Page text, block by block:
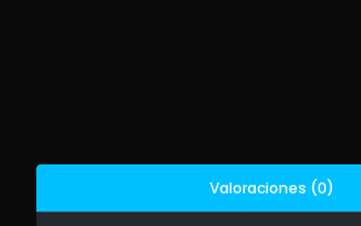
Valoraciones (0)